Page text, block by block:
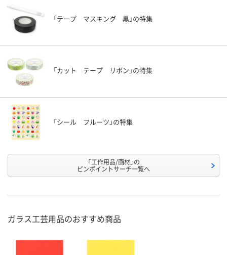
「テープ マスキング 黒」の特集
「カット テープ リボン」の特集
「シール フルーツ」の特集
「工作用品/画材」の
ピンポイントサーチ一覧へ
ガラス工芸用品のおすすめ商品